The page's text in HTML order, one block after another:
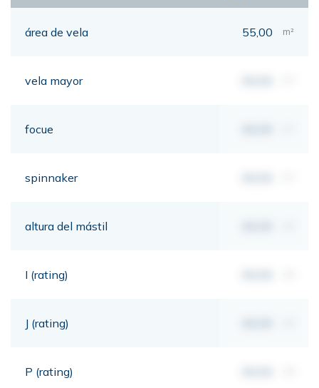
área de vela 55,00 m²
vela mayor
focue
spinnaker
altura del mástil
I (rating)
J (rating)
P (rating)